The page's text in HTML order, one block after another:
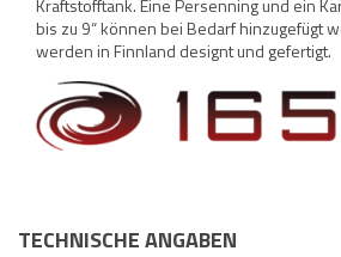
Kraftstofftank. Eine Persenning und ein
bis zu 9“ können bei Bedarf hinzugefügt
werden in Finnland designt und gefertigt.
TECHNISCHE ANGABEN